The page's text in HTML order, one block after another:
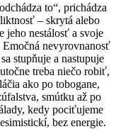
to“, prichádza
– skrytá alebo
jeho nestálosť a svoje
Emočná nevyrovnanosť
stupňuje a nastupuje
treba niečo robiť,
ako po tobogane,
smútku až po
kedy pociťujeme
bez energie.